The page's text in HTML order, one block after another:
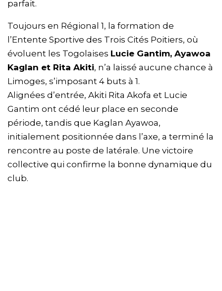
parfait.
Toujours en Régional 1, la formation de
l’Entente Sportive des Trois Cités Poitiers, où
évoluent les Togolaises Lucie Gantim, Ayawoa
Kaglan et Rita Akiti, n’a laissé aucune chance à
Limoges, s’imposant 4 buts à 1.
Alignées d’entrée, Akiti Rita Akofa et Lucie
Gantim ont cédé leur place en seconde
période, tandis que Kaglan Ayawoa,
initialement positionnée dans l’axe, a terminé la
rencontre au poste de latérale. Une victoire
collective qui confirme la bonne dynamique du
club.